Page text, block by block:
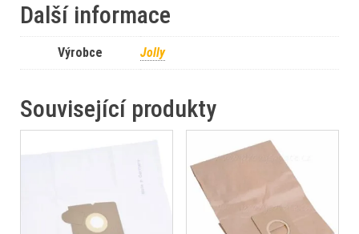
Další informace
Výrobce Jolly
Související produkty